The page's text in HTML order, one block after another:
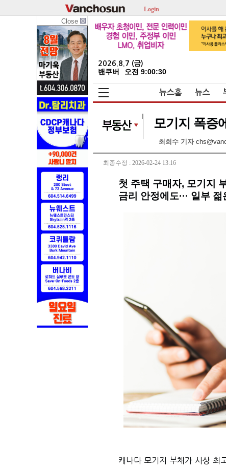
Login
Close
2026.8.7 (금)
밴쿠버 오전 9:00:32
뉴스홈 뉴스
모기지 폭증
최희수 기자
최종수정 : 2026-02-24 13:16
첫 주택 구매자, 모기지
금리 안정에도··· 일부
캐나다 모기지 부채가 사상 최